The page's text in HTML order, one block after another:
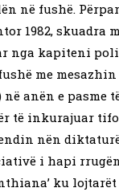
në fushë.
1982, skuadra
nga kapiteni
me mesazhin
në anën e pasme
të inkurajuar
nën
i hapi
ku